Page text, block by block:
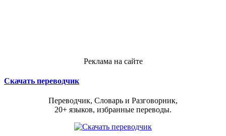
Реклама на сайте
Скачать переводчик
Переводчик, Словарь и Разговорник,
20+ языков, избранные переводы.